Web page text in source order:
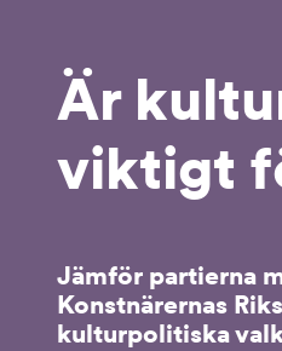
Är
viktigt
Jämför partierna
Konstnärernas
kulturpolitiska